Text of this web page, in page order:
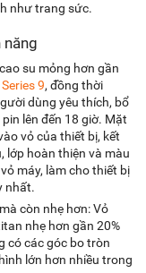
như trang sức.
su mỏng hơn gần
Series 9, đồng thời
dùng yêu thích, bổ
lên đến 18 giờ. Mặt
vỏ của thiết bị, kết
lớp hoàn thiện và màu
máy, làm cho thiết bị
nhất.
còn nhẹ hơn: Vỏ
nhẹ hơn gần 20%
có các góc bo tròn
lớn hơn nhiều trong